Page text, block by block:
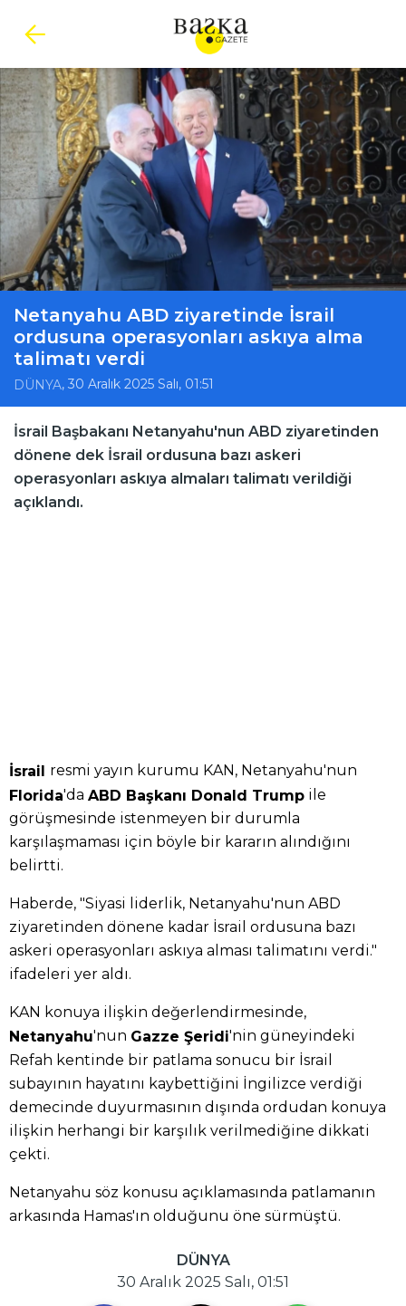
Netanyahu ABD ziyaretinde İsrail
ordusuna operasyonları askıya alma
talimatı verdi
DÜNYA, 30 Aralık 2025 Salı, 01:51
İsrail Başbakanı Netanyahu'nun ABD ziyaretinden
dönene dek İsrail ordusuna bazı askeri
operasyonları askıya almaları talimatı verildiği
açıklandı.
İsrail resmi yayın kurumu KAN, Netanyahu'nun
Florida'da ABD Başkanı Donald Trump ile
görüşmesinde istenmeyen bir durumla
karşılaşmaması için böyle bir kararın alındığını
belirtti.
Haberde, "Siyasi liderlik, Netanyahu'nun ABD
ziyaretinden dönene kadar İsrail ordusuna bazı
askeri operasyonları askıya alması talimatını verdi."
ifadeleri yer aldı.
KAN konuya ilişkin değerlendirmesinde,
Netanyahu'nun Gazze Şeridi'nin güneyindeki
Refah kentinde bir patlama sonucu bir İsrail
subayının hayatını kaybettiğini İngilizce verdiği
demecinde duyurmasının dışında ordudan konuya
ilişkin herhangi bir karşılık verilmediğine dikkati
çekti.
Netanyahu söz konusu açıklamasında patlamanın
arkasında Hamas'ın olduğunu öne sürmüştü.
DÜNYA
30 Aralık 2025 Salı, 01:51